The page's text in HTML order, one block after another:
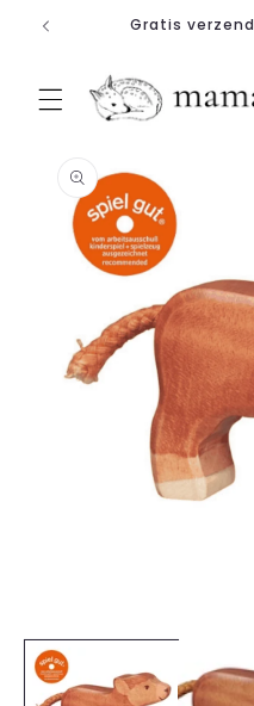
naar de Gratis
1
openen
in
modaal